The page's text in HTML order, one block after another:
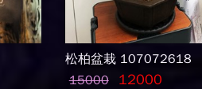
松柏盆栽 107072618
15000
12000